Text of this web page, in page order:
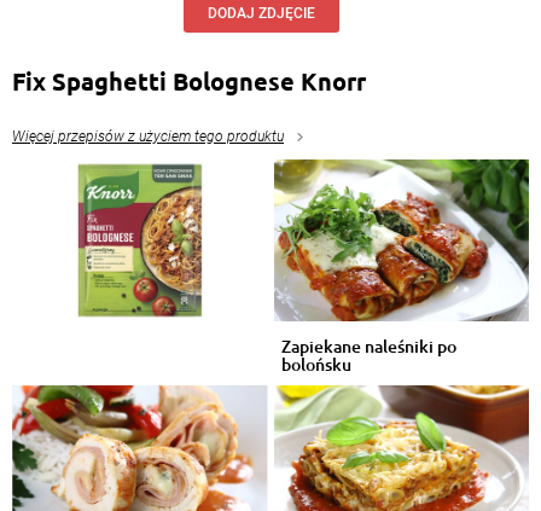
DODAJ ZDJĘCIE
Fix Spaghetti Bolognese Knorr
Więcej przepisów z użyciem tego produktu
Zapiekane naleśniki po
bolońsku